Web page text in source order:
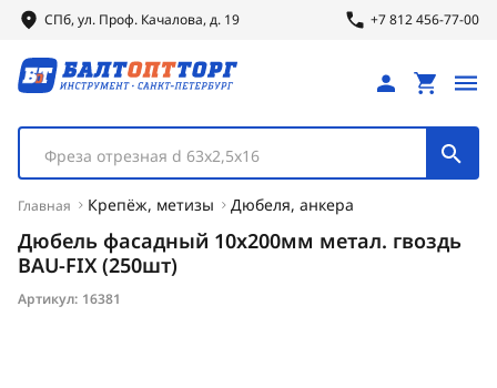
СПб, ул. Проф. Качалова, д. 19 +7 812 456-77-00
Фреза отрезная d 63х2,5х16
Главная Крепёж, метизы Дюбеля, анкера
Дюбель фасадный 10х200мм метал. гвоздь
BAU-FIX (250шт)
Артикул: 16381